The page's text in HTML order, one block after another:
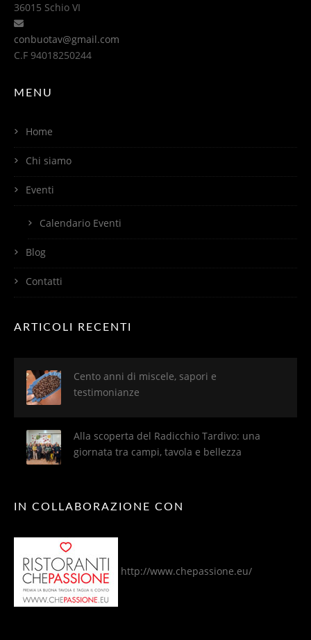
36015 Schio VI
conbuotav@gmail.com
C.F 94018250244
MENU
Home
Chi siamo
Eventi
Calendario Eventi
Blog
Contatti
ARTICOLI RECENTI
Cento anni di miscele, sapori e
testimonianze
Alla scoperta del Radicchio Tardivo: una
giornata tra campi, tavola e bellezza
IN COLLABORAZIONE CON
http://www.chepassione.eu/